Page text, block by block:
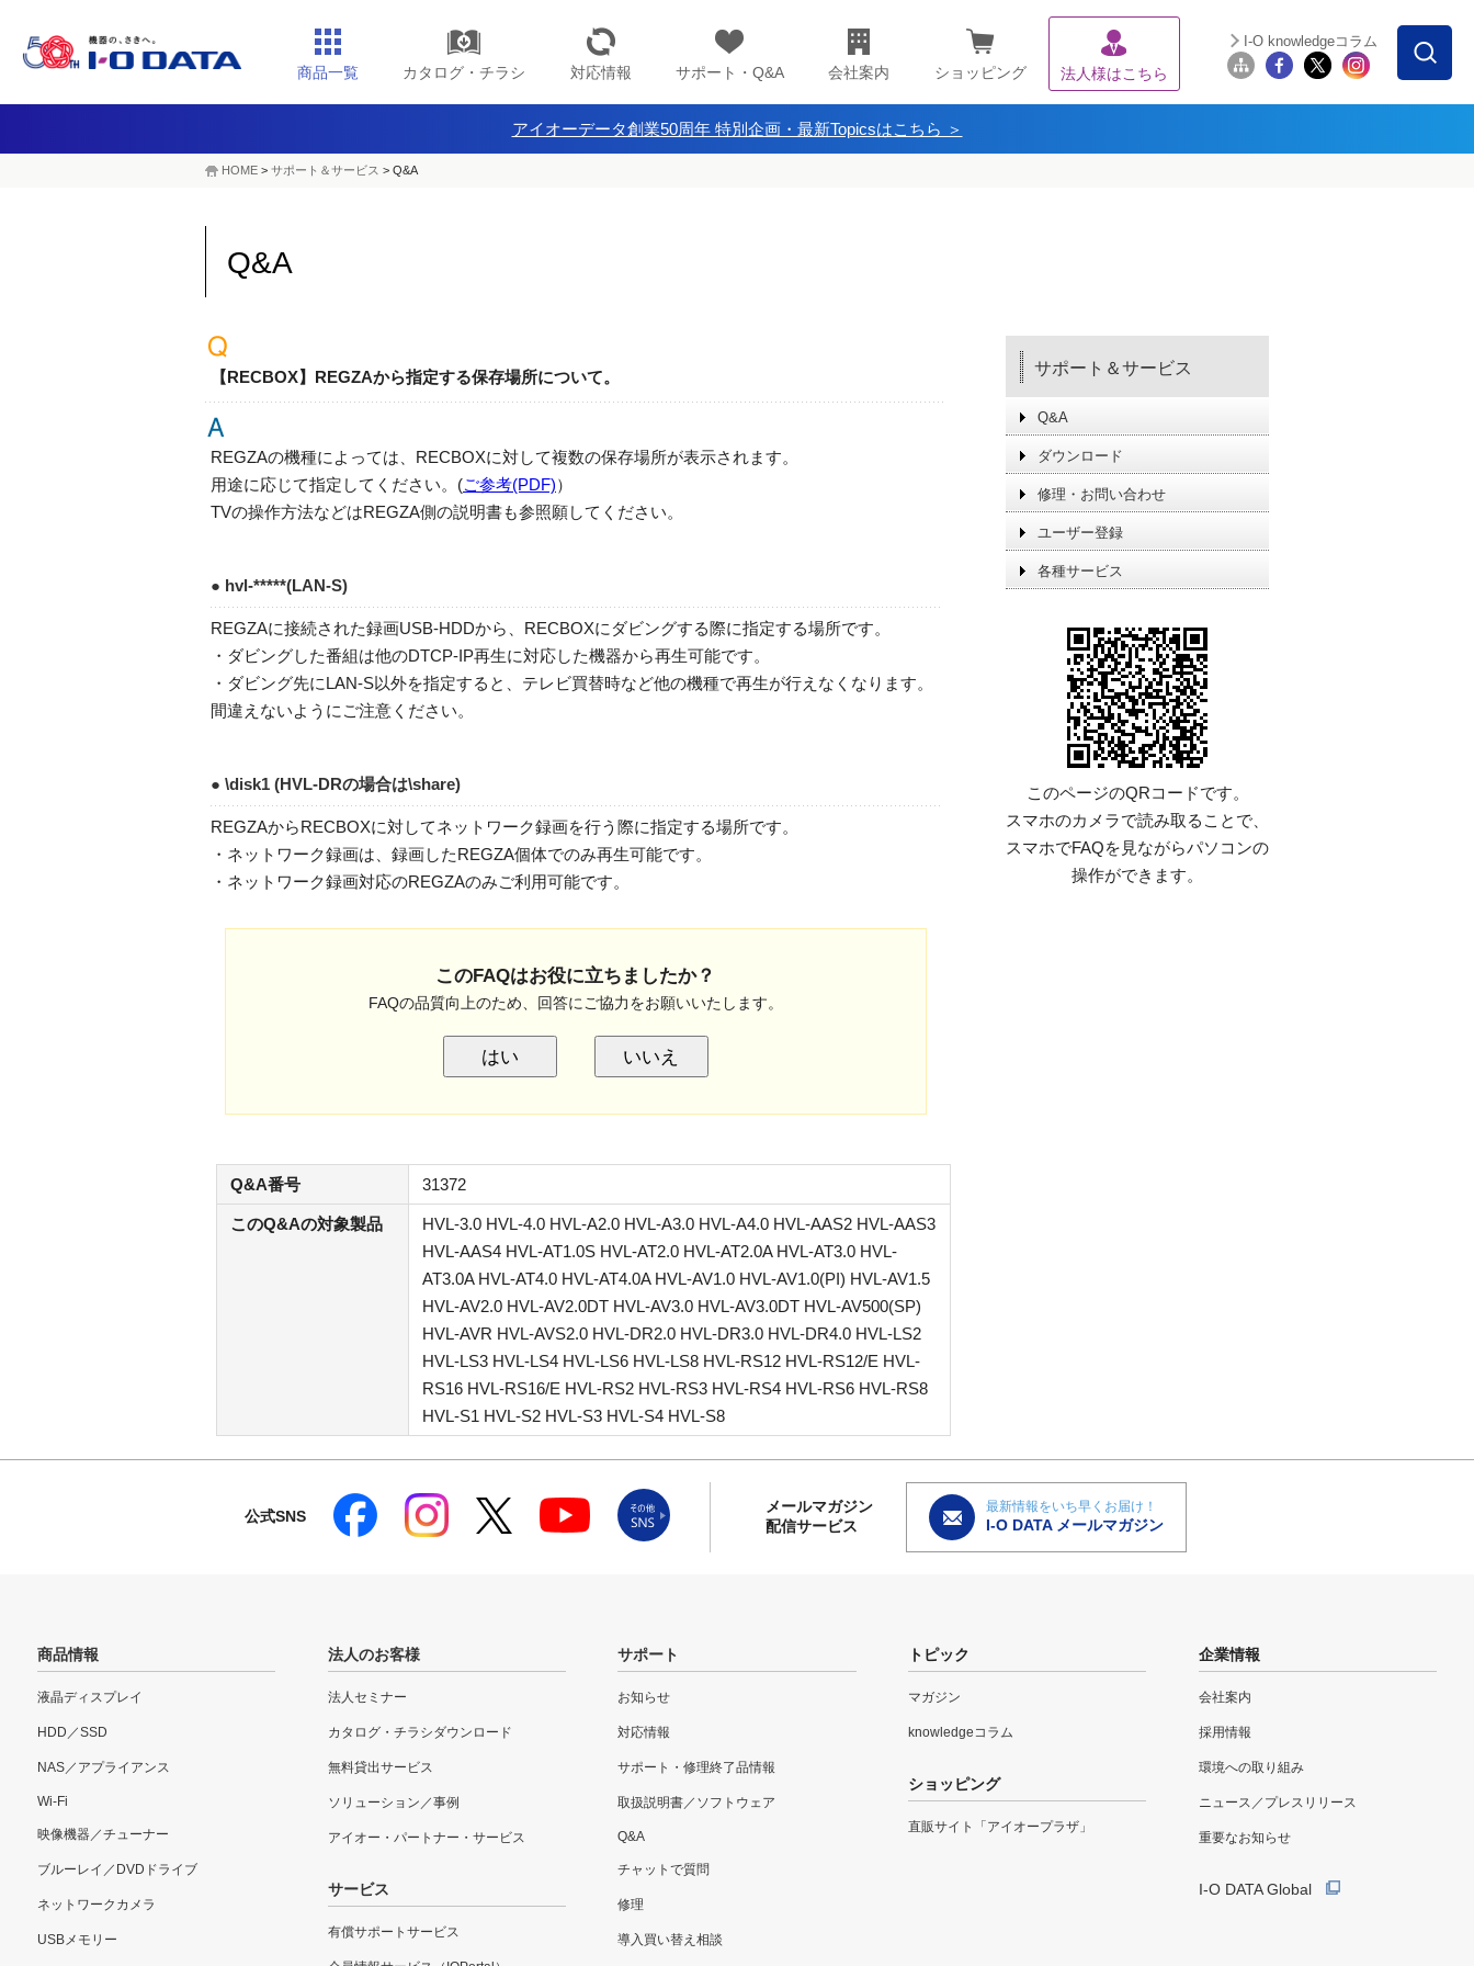
商品一覧 カタログ・チラシ 対応情報 サポート・Q&A 会社案内 ショッピング 法人様はこちら
I-O knowledgeコラム
アイオーデータ創業50周年 特別企画・最新Topicsはこちら ＞
HOME > サポート＆サービス > Q&A
Q&A
【RECBOX】REGZAから指定する保存場所について。
REGZAの機種によっては、RECBOXに対して複数の保存場所が表示されます。
用途に応じて指定してください。(ご参考(PDF)）
TVの操作方法などはREGZA側の説明書も参照願してください。
● hvl-*****(LAN-S)
REGZAに接続された録画USB-HDDから、RECBOXにダビングする際に指定する場所です。
・ダビングした番組は他のDTCP-IP再生に対応した機器から再生可能です。
・ダビング先にLAN-S以外を指定すると、テレビ買替時など他の機種で再生が行えなくなります。
間違えないようにご注意ください。
● \disk1 (HVL-DRの場合は\share)
REGZAからRECBOXに対してネットワーク録画を行う際に指定する場所です。
・ネットワーク録画は、録画したREGZA個体でのみ再生可能です。
・ネットワーク録画対応のREGZAのみご利用可能です。
このFAQはお役に立ちましたか？
FAQの品質向上のため、回答にご協力をお願いいたします。
はい いいえ
Q&A番号 31372
このQ&Aの対象製品
HVL-3.0 HVL-4.0 HVL-A2.0 HVL-A3.0 HVL-A4.0 HVL-AAS2 HVL-AAS3
HVL-AAS4 HVL-AT1.0S HVL-AT2.0 HVL-AT2.0A HVL-AT3.0 HVL-
AT3.0A HVL-AT4.0 HVL-AT4.0A HVL-AV1.0 HVL-AV1.0(PI) HVL-AV1.5
HVL-AV2.0 HVL-AV2.0DT HVL-AV3.0 HVL-AV3.0DT HVL-AV500(SP)
HVL-AVR HVL-AVS2.0 HVL-DR2.0 HVL-DR3.0 HVL-DR4.0 HVL-LS2
HVL-LS3 HVL-LS4 HVL-LS6 HVL-LS8 HVL-RS12 HVL-RS12/E HVL-
RS16 HVL-RS16/E HVL-RS2 HVL-RS3 HVL-RS4 HVL-RS6 HVL-RS8
HVL-S1 HVL-S2 HVL-S3 HVL-S4 HVL-S8
サポート＆サービス
Q&A
ダウンロード
修理・お問い合わせ
ユーザー登録
各種サービス
このページのQRコードです。
スマホのカメラで読み取ることで、
スマホでFAQを見ながらパソコンの
操作ができます。
公式SNS
メールマガジン
配信サービス
最新情報をいち早くお届け！
I-O DATA メールマガジン
商品情報
液晶ディスプレイ
HDD／SSD
NAS／アプライアンス
Wi-Fi
映像機器／チューナー
ブルーレイ／DVDドライブ
ネットワークカメラ
USBメモリー
法人のお客様
法人セミナー
カタログ・チラシダウンロード
無料貸出サービス
ソリューション／事例
アイオー・パートナー・サービス
サービス
有償サポートサービス
サポート
お知らせ
対応情報
サポート・修理終了品情報
取扱説明書／ソフトウェア
Q&A
チャットで質問
修理
導入買い替え相談
トピック
マガジン
knowledgeコラム
ショッピング
直販サイト「アイオープラザ」
企業情報
会社案内
採用情報
環境への取り組み
ニュース／プレスリリース
重要なお知らせ
I-O DATA Global